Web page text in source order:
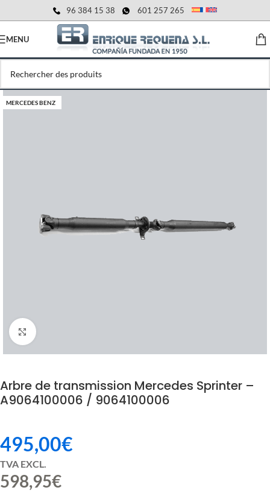
96 384 15 38 601 257 265
MENU
MERCEDES BENZ
Click to enlarge
Arbre de transmission Mercedes Sprinter –
A9064100006 / 9064100006
495,00€
TVA EXCL.
598,95€